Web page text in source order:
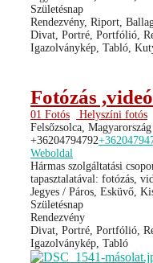
Születésnap
Rendezvény, Riport,
Divat, Portré, Portfólió,
Igazolványkép, Tabló,
Fotózás
01 Fotós Helyszíni fotós
Felsőzsolca, Magyarország
+36204794792
Weboldal
Hármas szolgáltatási
tapasztalatával: fotózás,
Jegyes / Páros, Esküvő,
Születésnap
Rendezvény
Divat, Portré, Portfólió,
Igazolványkép, Tabló